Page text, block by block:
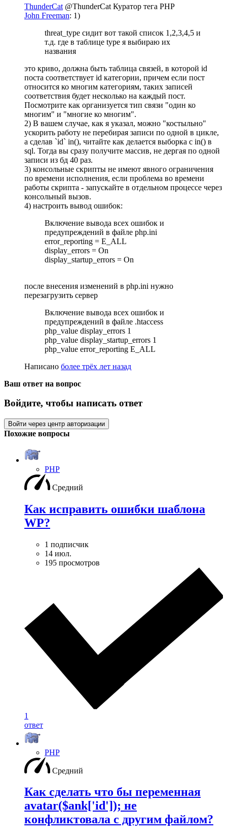
ThunderCat @ThunderCat Куратор тега PHP
John Freeman: 1)
threat_type сидит вот такой список 1,2,3,4,5 и
т.д. где в таблице type я выбираю их
названия
это криво, должна быть таблица связей, в которой id
поста соответствует id категории, причем если пост
относится ко многим категориям, таких записей
соответствия будет несколько на каждый пост.
Посмотрите как организуется тип связи "один ко
многим" и "многие ко многим".
2) В вашем случае, как я указал, можно "костыльно"
ускорить работу не перебирая записи по одной в цикле,
а сделав `id` in(), читайте как делается выборка с in() в
sql. Тогда вы сразу получите массив, не дергая по одной
записи из бд 40 раз.
3) консольные скрипты не имеют явного ограничения
по времени исполнения, если проблема во времени
работы скрипта - запускайте в отдельном процессе через
консольный вызов.
4) настроить вывод ошибок:
Включение вывода всех ошибок и
предупреждений в файле php.ini
error_reporting = E_ALL
display_errors = On
display_startup_errors = On
после внесения изменений в php.ini нужно
перезагрузить сервер
Включение вывода всех ошибок и
предупреждений в файле .htaccess
php_value display_errors 1
php_value display_startup_errors 1
php_value error_reporting E_ALL
Написано более трёх лет назад
Ваш ответ на вопрос
Войдите, чтобы написать ответ
Войти через центр авторизации
Похожие вопросы
PHP
Средний
Как исправить ошибки шаблона
WP?
1 подписчик
14 июл.
195 просмотров
1
ответ
PHP
Средний
Как сделать что бы переменная
avatar($ank['id']); не
конфликтовала с другим файлом?